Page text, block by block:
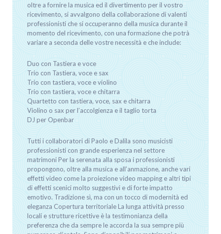
oltre a fornire la musica ed il divertimento per il vostro
ricevimento, si avvalgono della collaborazione di valenti
professionisti che si occuperanno della musica durante il
momento del ricevimento, con una formazione che potrà
variare a seconda delle vostre necessità e che include:
Duo con Tastiera e voce
Trio con Tastiera, voce e sax
Trio con tastiera, voce e violino
Trio con tastiera, voce e chitarra
Quartetto con tastiera, voce, sax e chitarra
Violino o sax per l’accolgienza e il taglio torta
DJ per Openbar
Tutti i collaboratori di Paolo e Dalila sono musicisti
professionisti con grande esperienza nel settore
matrimoni Per la serenata alla sposa i professionisti
propongono, oltre alla musica e all’anmazione, anche vari
effetti video come la proiezione video mapping e altri tipi
di effetti scenici molto suggestivi e di forte impatto
emotivo. Tradizione sì, ma con un tocco di modernità ed
eleganza Copertura territoriale La lunga attività presso
locali e strutture ricettive è la testimonianza della
preferenza che da sempre le accorda la sua sempre più